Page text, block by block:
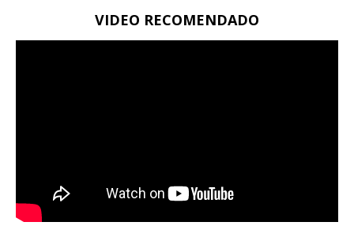
VIDEO RECOMENDADO